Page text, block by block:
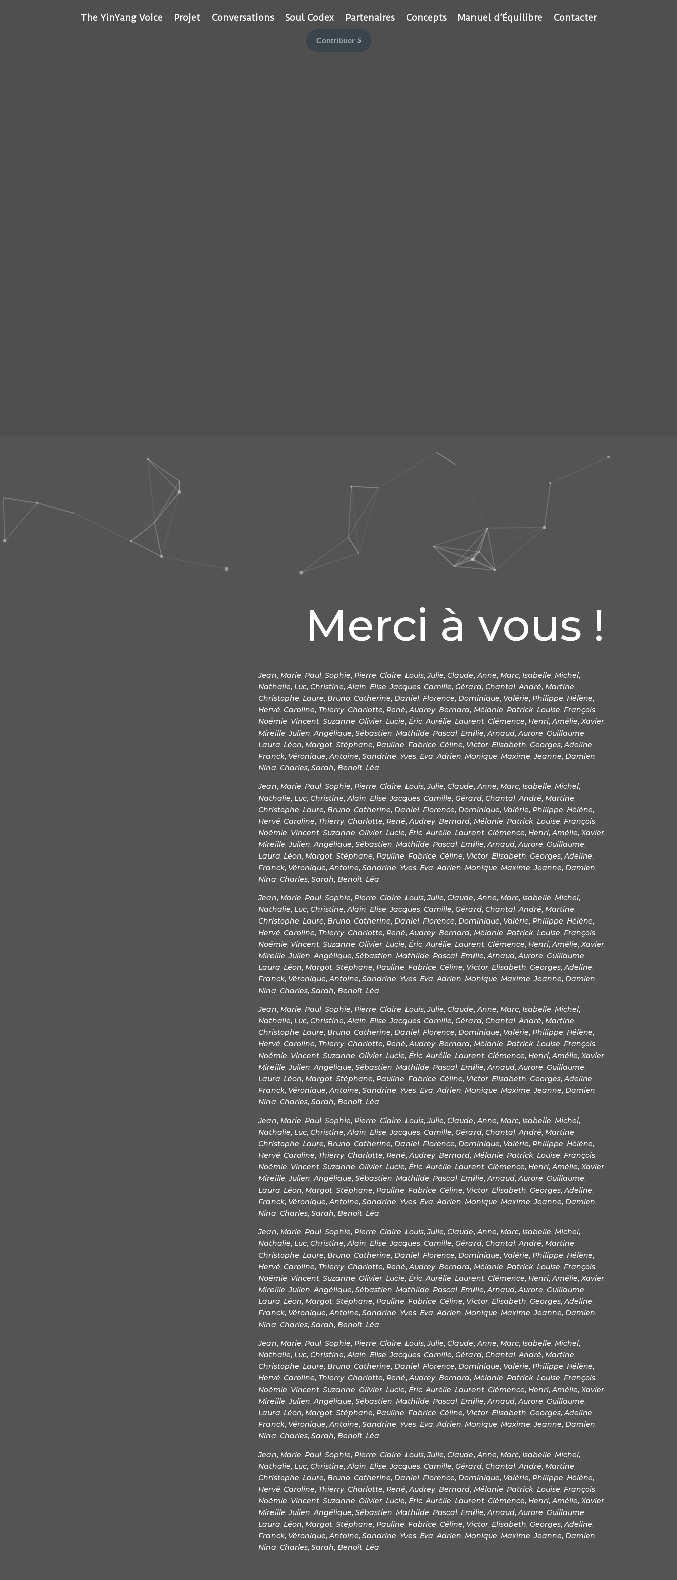
The YinYang Voice Projet Conversations Soul Codex Partenaires Concepts Manuel d’Équilibre Contacter
Contribuer
Merci à vous !
Jean, Marie, Paul, Sophie, Pierre, Claire, Louis,Julie, Claude,Anne, Marc, Isabelle, Michel,
Nathalie, Luc, Christine,Alain, Elise,Jacques, Camille, Gérard, Chantal,André, Martine,
Christophe, Laure, Bruno, Catherine, Daniel, Florence, Dominique, Valérie, Philippe, Hélène,
Hervé, Caroline, Thierry, Charlotte, René,Audrey, Bernard, Mélanie, Patrick, Louise, François,
Noémie, Vincent, Suzanne, Olivier, Lucie, Éric,Aurélie, Laurent, Clémence, Henri,Amélie,Xavier,
Mireille,Julien,Angélique, Sébastien, Mathilde, Pascal, Emilie,Arnaud,Aurore, Guillaume,
Laura, Léon, Margot, Stéphane, Pauline, Fabrice, Céline, Victor, Elisabeth, Georges,Adeline,
Franck, Véronique,Antoine, Sandrine, Yves, Eva,Adrien, Monique, Maxime,Jeanne, Damien,
Nina, Charles, Sarah, Benoît, Léa.
Jean, Marie, Paul, Sophie, Pierre, Claire, Louis,Julie, Claude,Anne, Marc, Isabelle, Michel,
Nathalie, Luc, Christine,Alain, Elise,Jacques, Camille, Gérard, Chantal,André, Martine,
Christophe, Laure, Bruno, Catherine, Daniel, Florence, Dominique, Valérie, Philippe, Hélène,
Hervé, Caroline, Thierry, Charlotte, René,Audrey, Bernard, Mélanie, Patrick, Louise, François,
Noémie, Vincent, Suzanne, Olivier, Lucie, Éric,Aurélie, Laurent, Clémence, Henri,Amélie,Xavier,
Mireille,Julien,Angélique, Sébastien, Mathilde, Pascal, Emilie,Arnaud,Aurore, Guillaume,
Laura, Léon, Margot, Stéphane, Pauline, Fabrice, Céline, Victor, Elisabeth, Georges,Adeline,
Franck, Véronique,Antoine, Sandrine, Yves, Eva,Adrien, Monique, Maxime,Jeanne, Damien,
Nina, Charles, Sarah, Benoît, Léa.
Jean, Marie, Paul, Sophie, Pierre, Claire, Louis,Julie, Claude,Anne, Marc, Isabelle, Michel,
Nathalie, Luc, Christine,Alain, Elise,Jacques, Camille, Gérard, Chantal,André, Martine,
Christophe, Laure, Bruno, Catherine, Daniel, Florence, Dominique, Valérie, Philippe, Hélène,
Hervé, Caroline, Thierry, Charlotte, René,Audrey, Bernard, Mélanie, Patrick, Louise, François,
Noémie, Vincent, Suzanne, Olivier, Lucie, Éric,Aurélie, Laurent, Clémence, Henri,Amélie,Xavier,
Mireille,Julien,Angélique, Sébastien, Mathilde, Pascal, Emilie,Arnaud,Aurore, Guillaume,
Laura, Léon, Margot, Stéphane, Pauline, Fabrice, Céline, Victor, Elisabeth, Georges,Adeline,
Franck, Véronique,Antoine, Sandrine, Yves, Eva,Adrien, Monique, Maxime,Jeanne, Damien,
Nina, Charles, Sarah, Benoît, Léa.
Jean, Marie, Paul, Sophie, Pierre, Claire, Louis,Julie, Claude,Anne, Marc, Isabelle, Michel,
Nathalie, Luc, Christine,Alain, Elise,Jacques, Camille, Gérard, Chantal,André, Martine,
Christophe, Laure, Bruno, Catherine, Daniel, Florence, Dominique, Valérie, Philippe, Hélène,
Hervé, Caroline, Thierry, Charlotte, René,Audrey, Bernard, Mélanie, Patrick, Louise, François,
Noémie, Vincent, Suzanne, Olivier, Lucie, Éric,Aurélie, Laurent, Clémence, Henri,Amélie,Xavier,
Mireille,Julien,Angélique, Sébastien, Mathilde, Pascal, Emilie,Arnaud,Aurore, Guillaume,
Laura, Léon, Margot, Stéphane, Pauline, Fabrice, Céline, Victor, Elisabeth, Georges,Adeline,
Franck, Véronique,Antoine, Sandrine, Yves, Eva,Adrien, Monique, Maxime,Jeanne, Damien,
Nina, Charles, Sarah, Benoît, Léa.
Jean, Marie, Paul, Sophie, Pierre, Claire, Louis,Julie, Claude,Anne, Marc, Isabelle, Michel,
Nathalie, Luc, Christine,Alain, Elise,Jacques, Camille, Gérard, Chantal,André, Martine,
Christophe, Laure, Bruno, Catherine, Daniel, Florence, Dominique, Valérie, Philippe, Hélène,
Hervé, Caroline, Thierry, Charlotte, René,Audrey, Bernard, Mélanie, Patrick, Louise, François,
Noémie, Vincent, Suzanne, Olivier, Lucie, Éric,Aurélie, Laurent, Clémence, Henri,Amélie,Xavier,
Mireille,Julien,Angélique, Sébastien, Mathilde, Pascal, Emilie,Arnaud,Aurore, Guillaume,
Laura, Léon, Margot, Stéphane, Pauline, Fabrice, Céline, Victor, Elisabeth, Georges,Adeline,
Franck, Véronique,Antoine, Sandrine, Yves, Eva,Adrien, Monique, Maxime,Jeanne, Damien,
Nina, Charles, Sarah, Benoît, Léa.
Jean, Marie, Paul, Sophie, Pierre, Claire, Louis,Julie, Claude,Anne, Marc, Isabelle, Michel,
Nathalie, Luc, Christine,Alain, Elise,Jacques, Camille, Gérard, Chantal,André, Martine,
Christophe, Laure, Bruno, Catherine, Daniel, Florence, Dominique, Valérie, Philippe, Hélène,
Hervé, Caroline, Thierry, Charlotte, René,Audrey, Bernard, Mélanie, Patrick, Louise, François,
Noémie, Vincent, Suzanne, Olivier, Lucie, Éric,Aurélie, Laurent, Clémence, Henri,Amélie,Xavier,
Mireille,Julien,Angélique, Sébastien, Mathilde, Pascal, Emilie,Arnaud,Aurore, Guillaume,
Laura, Léon, Margot, Stéphane, Pauline, Fabrice, Céline, Victor, Elisabeth, Georges,Adeline,
Franck, Véronique,Antoine, Sandrine, Yves, Eva,Adrien, Monique, Maxime,Jeanne, Damien,
Nina, Charles, Sarah, Benoît, Léa.
Jean, Marie, Paul, Sophie, Pierre, Claire, Louis,Julie, Claude,Anne, Marc, Isabelle, Michel,
Nathalie, Luc, Christine,Alain, Elise,Jacques, Camille, Gérard, Chantal,André, Martine,
Christophe, Laure, Bruno, Catherine, Daniel, Florence, Dominique, Valérie, Philippe, Hélène,
Hervé, Caroline, Thierry, Charlotte, René,Audrey, Bernard, Mélanie, Patrick, Louise, François,
Noémie, Vincent, Suzanne, Olivier, Lucie, Éric,Aurélie, Laurent, Clémence, Henri,Amélie,Xavier,
Mireille,Julien,Angélique, Sébastien, Mathilde, Pascal, Emilie,Arnaud,Aurore, Guillaume,
Laura, Léon, Margot, Stéphane, Pauline, Fabrice, Céline, Victor, Elisabeth, Georges,Adeline,
Franck, Véronique,Antoine, Sandrine, Yves, Eva,Adrien, Monique, Maxime,Jeanne, Damien,
Nina, Charles, Sarah, Benoît, Léa.
Jean, Marie, Paul, Sophie, Pierre, Claire, Louis,Julie, Claude,Anne, Marc, Isabelle, Michel,
Nathalie, Luc, Christine,Alain, Elise,Jacques, Camille, Gérard, Chantal,André, Martine,
Christophe, Laure, Bruno, Catherine, Daniel, Florence, Dominique, Valérie, Philippe, Hélène,
Hervé, Caroline, Thierry, Charlotte, René,Audrey, Bernard, Mélanie, Patrick, Louise, François,
Noémie, Vincent, Suzanne, Olivier, Lucie, Éric,Aurélie, Laurent, Clémence, Henri,Amélie,Xavier,
Mireille,Julien,Angélique, Sébastien, Mathilde, Pascal, Emilie,Arnaud,Aurore, Guillaume,
Laura, Léon, Margot, Stéphane, Pauline, Fabrice, Céline, Victor, Elisabeth, Georges,Adeline,
Franck, Véronique,Antoine, Sandrine, Yves, Eva,Adrien, Monique, Maxime,Jeanne, Damien,
Nina, Charles, Sarah, Benoît, Léa.